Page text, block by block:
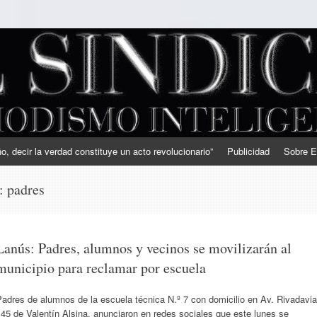
decir la verdad constituye un acto revolucionario” Publicidad Sobre
padres
Padres, alumnos y vecinos se movilizarán al
para reclamar por escuela
de alumnos de la escuela técnica N.º 7 con domicilio en Av. Rivadavia
de Valentín Alsina, anunciaron en redes sociales que este lunes se